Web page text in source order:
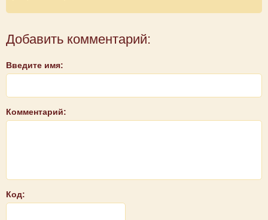
Добавить комментарий:
Введите имя:
Комментарий:
Код: